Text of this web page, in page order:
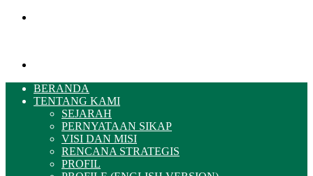
BERANDA
TENTANG KAMI
SEJARAH
PERNYATAAN SIKAP
VISI DAN MISI
RENCANA STRATEGIS
PROFIL